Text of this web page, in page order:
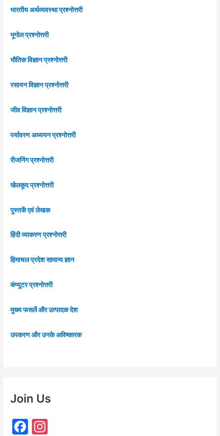
भारतीय अर्थव्यवस्था प्रश्नोत्तरी
भूगोल प्रश्नोत्तरी
भौतिक विज्ञान प्रश्नोत्तरी
रसायन विज्ञान प्रश्नोत्तरी
जीव विज्ञान प्रश्नोत्तरी
पर्यावरण अध्ययन प्रश्नोत्तरी
रीजनिंग प्रश्नोत्तरी
खेलकूद प्रश्नोत्तरी
पुस्तकें एवं लेखक
हिंदी व्याकरण प्रश्नोत्तरी
हिमाचल प्रदेश सामान्य ज्ञान
कंप्यूटर प्रश्नोत्तरी
मुख्य फसलें और उत्पादक देश
उपकरण और उनके अविष्कारक
Join Us
F